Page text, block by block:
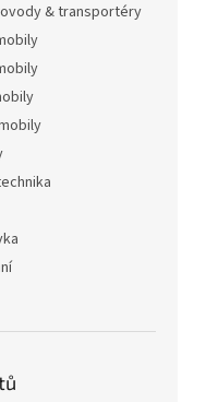
& transportéry